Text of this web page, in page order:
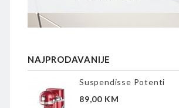
NAJPRODAVANIJE
Suspendisse Potenti
89,00 KM